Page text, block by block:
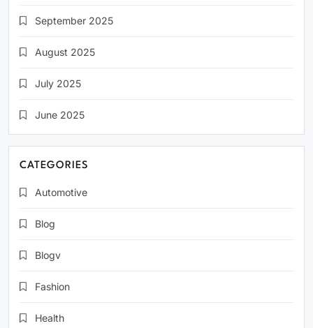
September 2025
August 2025
July 2025
June 2025
CATEGORIES
Automotive
Blog
Blogv
Fashion
Health